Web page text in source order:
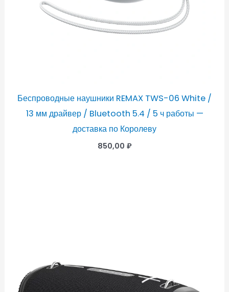
Беспроводные наушники REMAX TWS-06 White /
13 мм драйвер / Bluetooth 5.4 / 5 ч работы —
доставка по Королеву
850,00 ₽